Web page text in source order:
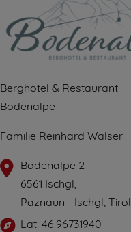
Berghotel & Restaurant
Bodenalpe
Familie Reinhard Walser
Bodenalpe 2
6561 Ischgl,
Paznaun - Ischgl, Tirol
Lat: 46.96731940